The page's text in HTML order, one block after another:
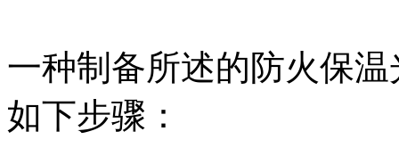
一种制备所述的防火保
如下步骤：